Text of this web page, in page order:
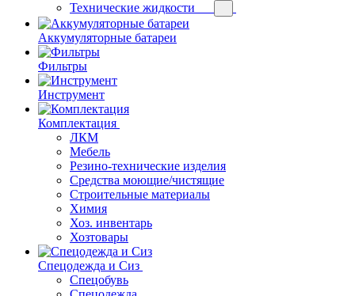
Технические жидкости
Аккумуляторные батареи
Фильтры
Инструмент
Комплектация
ЛКМ
Мебель
Резино-технические изделия
Средства моющие/чистящие
Строительные материалы
Химия
Хоз. инвентарь
Хозтовары
Спецодежда и Сиз
Спецобувь